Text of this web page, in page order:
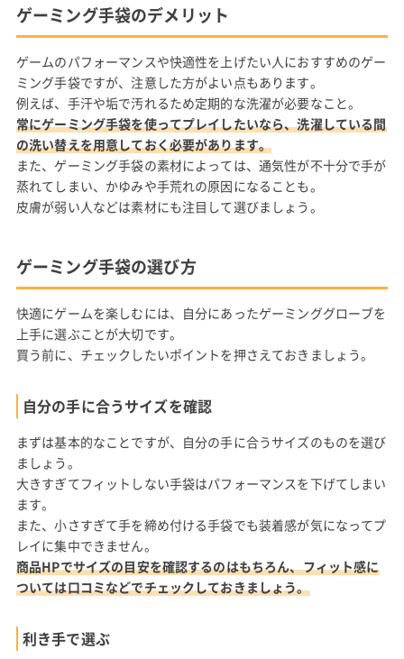
ゲーミング手袋のデメリット
ゲームのパフォーマンスや快適性を上げたい人におすすめのゲー
ミング手袋ですが、注意した方がよい点もあります。
例えば、手汗や垢で汚れるため定期的な洗濯が必要なこと。
常にゲーミング手袋を使ってプレイしたいなら、洗濯している間
の洗い替えを用意しておく必要があります。
また、ゲーミング手袋の素材によっては、通気性が不十分で手が
蒸れてしまい、かゆみや手荒れの原因になることも。
皮膚が弱い人などは素材にも注目して選びましょう。
ゲーミング手袋の選び方
快適にゲームを楽しむには、自分にあったゲーミンググローブを
上手に選ぶことが大切です。
買う前に、チェックしたいポイントを押さえておきましょう。
自分の手に合うサイズを確認
まずは基本的なことですが、自分の手に合うサイズのものを選び
ましょう。
大きすぎてフィットしない手袋はパフォーマンスを下げてしまい
ます。
また、小さすぎて手を締め付ける手袋でも装着感が気になってプ
レイに集中できません。
商品HPでサイズの目安を確認するのはもちろん、フィット感に
ついては口コミなどでチェックしておきましょう。
利き手で選ぶ